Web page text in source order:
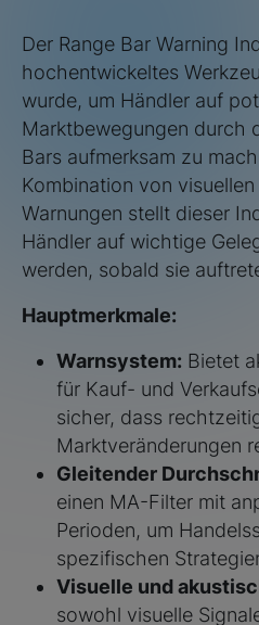
Der Range Bar Warning
hochentwickeltes
wurde, um Händler auf
Marktbewegungen durch
Bars aufmerksam zu
Kombination von
Warnungen stellt dieser
Händler auf wichtige
werden, sobald sie
Hauptmerkmale:
Warnsystem: Bietet
für Kauf- und
sicher, dass
Marktveränderungen
Gleitender
einen MA-Filter mit
Perioden, um
spezifischen
Visuelle und
sowohl visuelle